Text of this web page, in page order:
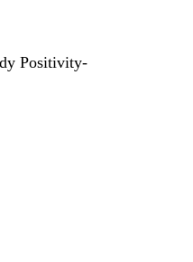
Positivity-